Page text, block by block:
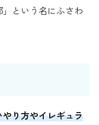
という名にふさわ
やり方やイレギュラ